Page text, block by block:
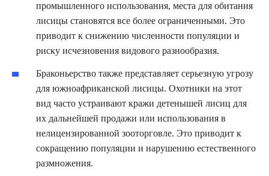
промышленного использования, места для обитания
лисицы становятся все более ограниченными. Это
приводит к снижению численности популяции и
риску исчезновения видового разнообразия.
Браконьерство также представляет серьезную угрозу
для южноафриканской лисицы. Охотники на этот
вид часто устраивают кражи детенышей лисиц для
их дальнейшей продажи или использования в
нелицензированной зооторговле. Это приводит к
сокращению популяции и нарушению естественного
размножения.